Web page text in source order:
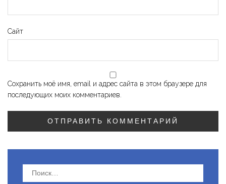
Сайт
Сохранить моё имя, email и адрес сайта в этом браузере для
последующих моих комментариев.
Найти: